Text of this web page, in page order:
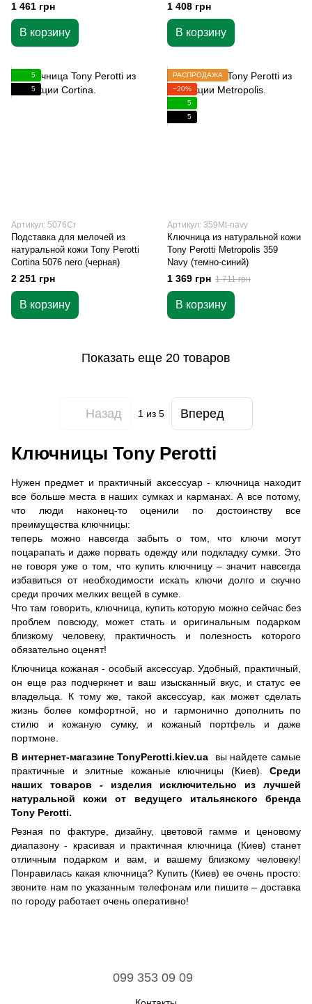
1 461 грн
В корзину
1 408 грн
В корзину
5
5
Артикул: 5076Cr
Подставка для мелочей из
натуральной кожи Tony Perotti
Cortina 5076 nero (черная)
2 251 грн
В корзину
РАСПРОДАЖА
−20%
5
5
Артикул: 359Mt-navy
Ключница из натуральной кожи
Tony Perotti Metropolis 359
Navy (темно-синий)
1 369 грн 1 711 грн
В корзину
Показать еще 20 товаров
Назад 1 из 5 Вперед
Ключницы Tony Perotti
Нужен предмет и практичный аксессуар - ключница находит
все больше места в наших сумках и карманах. А все потому,
что люди наконец-то оценили по достоинству все
преимущества ключницы:
теперь можно навсегда забыть о том, что ключи могут
поцарапать и даже порвать одежду или подкладку сумки. Это
не говоря уже о том, что купить ключницу – значит навсегда
избавиться от необходимости искать ключи долго и скучно
среди прочих мелких вещей в сумке.
Что там говорить, ключница, купить которую можно сейчас без
проблем повсюду, может стать и оригинальным подарком
близкому человеку, практичность и полезность которого
обязательно оценят!
Ключница кожаная - особый аксессуар. Удобный, практичный,
он еще раз подчеркнет и ваш изысканный вкус, и статус ее
владельца. К тому же, такой аксессуар, как может сделать
жизнь более комфортной, но и гармонично дополнить по
стилю и кожаную сумку, и кожаный портфель и даже
портмоне.
В интернет-магазине TonyPerotti.kiev.ua вы найдете самые
практичные и элитные кожаные ключницы (Киев). Среди
наших товаров - изделия исключительно из лучшей
натуральной кожи от ведущего итальянского бренда
Tony Perotti.
Резная по фактуре, дизайну, цветовой гамме и ценовому
диапазону - красивая и практичная ключница (Киев) станет
отличным подарком и вам, и вашему близкому человеку!
Понравилась какая ключница? Купить (Киев) ее очень просто:
звоните нам по указанным телефонам или пишите – доставка
по городу работает очень оперативно!
099 353 09 09